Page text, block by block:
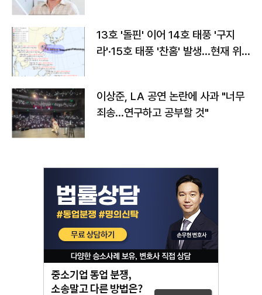
13호 '돌핀' 이어 14호 태풍 '구지
라'·15호 태풍 '찬홈' 발생…현재 위
이상준, LA 공연 논란에 사과 "너무
죄송…연구하고 공부할 것"